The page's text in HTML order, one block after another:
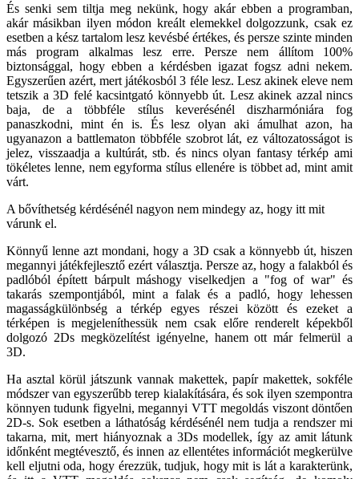
És senki sem tiltja meg nekünk, hogy akár ebben a programban,
akár másikban ilyen módon kreált elemekkel dolgozzunk, csak ez
esetben a kész tartalom lesz kevésbé értékes, és persze szinte minden
más program alkalmas lesz erre. Persze nem állítom 100%
biztonsággal, hogy ebben a kérdésben igazat fogsz adni nekem.
Egyszerűen azért, mert játékosból 3 féle lesz. Lesz akinek eleve nem
tetszik a 3D felé kacsintgató könnyebb út. Lesz akinek azzal nincs
baja, de a többféle stílus keverésénél diszharmóniára fog
panaszkodni, mint én is. És lesz olyan aki ámulhat azon, ha
ugyanazon a battlematon többféle szobrot lát, ez változatosságot is
jelez, visszaadja a kultúrát, stb. és nincs olyan fantasy térkép ami
tökéletes lenne, nem egyforma stílus ellenére is többet ad, mint amit
várt.
A bővíthetség kérdésénél nagyon nem mindegy az, hogy itt mit
várunk el.
Könnyű lenne azt mondani, hogy a 3D csak a könnyebb út, hiszen
megannyi játékfejlesztő ezért választja. Persze az, hogy a falakból és
padlóból épített bárpult máshogy viselkedjen a "fog of war" és
takarás szempontjából, mint a falak és a padló, hogy lehessen
magasságkülönbség a térkép egyes részei között és ezeket a
térképen is megjeleníthessük nem csak előre renderelt képekből
dolgozó 2Ds megközelítést igényelne, hanem ott már felmerül a
3D.
Ha asztal körül játszunk vannak makettek, papír makettek, sokféle
módszer van egyszerűbb terep kialakítására, és sok ilyen szempontra
könnyen tudunk figyelni, megannyi VTT megoldás viszont döntően
2D-s. Sok esetben a láthatóság kérdésénél nem tudja a rendszer mi
takarna, mit, mert hiányoznak a 3Ds modellek, így az amit látunk
időnként megtévesztő, és innen az ellentétes információt megkerülve
kell eljutni oda, hogy érezzük, tudjuk, hogy mit is lát a karakterünk,